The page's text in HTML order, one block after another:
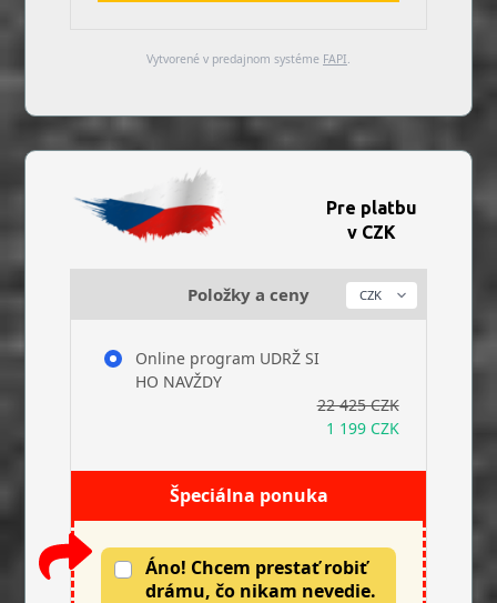
Vytvorené v predajnom systéme FAPI.
Pre platbu
v CZK
Položky a ceny
Online program UDRŽ SI
HO NAVŽDY
22 425 CZK
1 199 CZK
Špeciálna ponuka
Áno! Chcem prestať robiť
drámu, čo nikam nevedie.